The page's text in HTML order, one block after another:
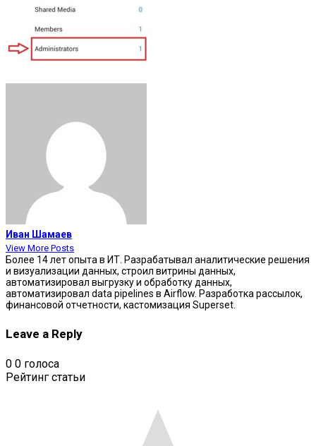
Иван Шамаев
View More Posts
Более 14 лет опыта в ИТ. Разрабатывал аналитические решения
и визуализации данных, строил витрины данных,
автоматизировал выгрузку и обработку данных,
автоматизировал data pipelines в Airflow. Разработка рассылок,
финансовой отчетности, кастомизация Superset.
Leave a Reply
0 0 голоса
Рейтинг статьи